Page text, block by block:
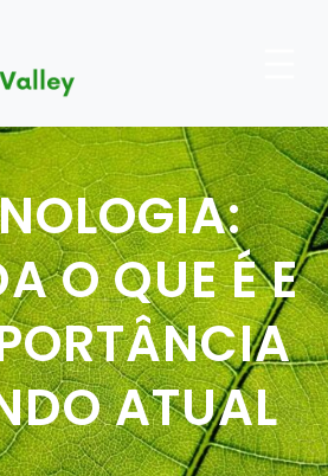
O QUE É E
ATUAL